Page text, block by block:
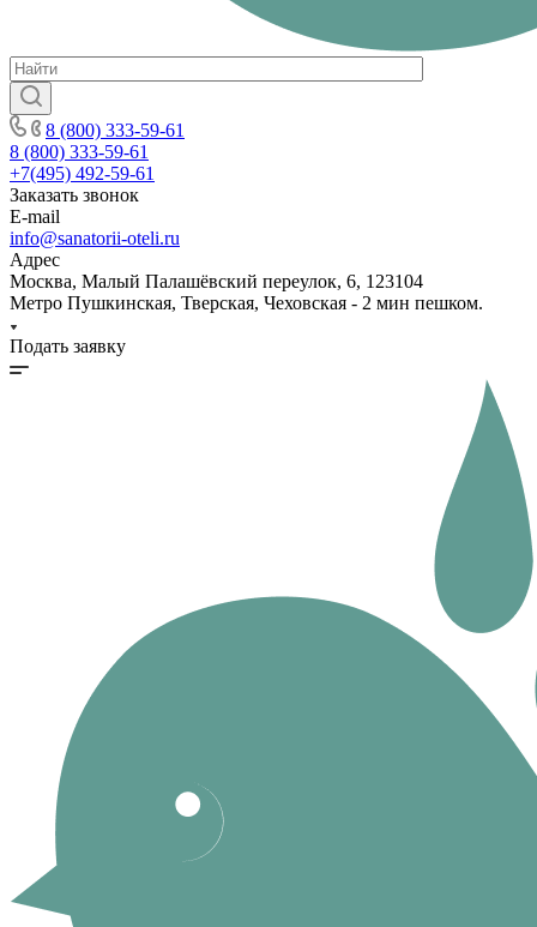
8 (800) 333-59-61
8 (800) 333-59-61
+7(495) 492-59-61
Заказать звонок
E-mail
info@sanatorii-oteli.ru
Адрес
Москва, Малый Палашёвский переулок, 6, 123104
Метро Пушкинская, Тверская, Чеховская - 2 мин пешком.
Подать заявку